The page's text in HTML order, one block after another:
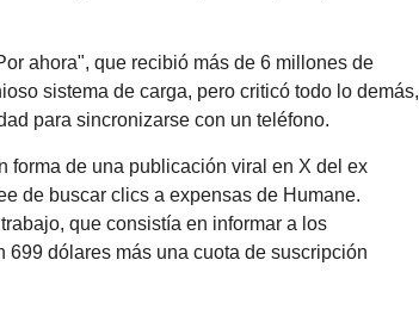
ahora", que recibió más de 6 millones de
sistema de carga, pero criticó todo lo demás,
para sincronizarse con un teléfono.
forma de una publicación viral en X del ex
de buscar clics a expensas de Humane.
que consistía en informar a los
dólares más una cuota de suscripción